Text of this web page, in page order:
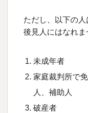
ただし、以下の人
後見人にはなれま
未成年者
家庭裁判所で
人、補助人
破産者